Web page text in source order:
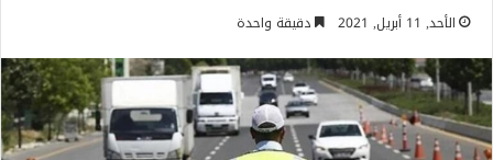
الأحد, 11 أبريل, 2021 دقيقة واحدة